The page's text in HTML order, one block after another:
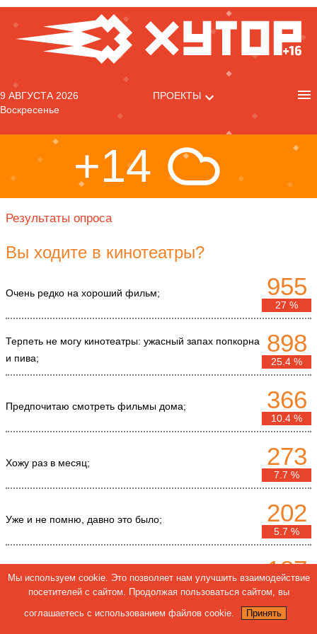
9 АВГУСТА 2026
Воскресенье
ПРОЕКТЫ
+14
Результаты опроса
Вы ходите в кинотеатры?
Очень редко на хороший фильм; 955
27 %
Терпеть не могу кинотеатры: ужасный запах попкорна
и пива;
898
25.4 %
Предпочитаю смотреть фильмы дома; 366
10.4 %
Хожу раз в месяц; 273
7.7 %
Уже и не помню, давно это было; 202
5.7 %
Хожу раз в две недели; 187
5.3 %
173
Мы используем cookie. Это позволяет нам улучшить взаимодействие
посетителей с сайтом. Продолжая пользоваться сайтом, вы
соглашаетесь с использованием файлов cookie.
Принять